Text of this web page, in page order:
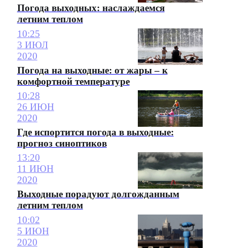
Погода выходных: наслаждаемся
летним теплом
10:25
3 ИЮЛ
2020
Погода на выходные: от жары – к
комфортной температуре
10:28
26 ИЮН
2020
Где испортится погода в выходные:
прогноз синоптиков
13:20
11 ИЮН
2020
Выходные порадуют долгожданным
летним теплом
10:02
5 ИЮН
2020